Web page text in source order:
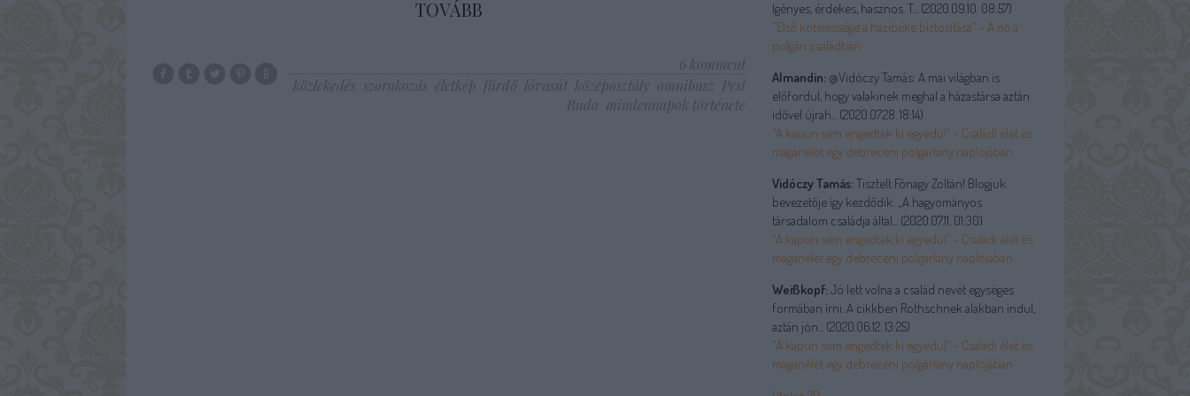
TOVÁBB
6 komment
közlekedés szórakozás életkép fürdő lóvasút középosztály omnibusz
Pest
Buda mindennapok története
Igényes, érdekes, hasznos. T... (2020.09.10. 08:57)
"Első kötelessége a házibéke biztosítása" - A nő a
polgári családban
Almandin: @Vidóczy Tamás: A mai világban is
előfordul, hogy valakinek meghal a házastársa aztán
idővel újrah... (2020.07.28. 18:14)
"A kapun sem engedtek ki egyedül" - Családi élet és
magánélet egy debreceni polgárlány naplójában
Vidóczy Tamás:Tisztelt Fónagy Zoltán! Blogjuk
bevezetője így kezdődik: „A hagyományos
társadalom családja által... (2020.07.11. 01:30)
"A kapun sem engedtek ki egyedül" - Családi élet és
magánélet egy debreceni polgárlány naplójában
Weißkopf:Jó lett volna a család nevét egységes
formában írni. A cikkben Rothschnek alakban indul,
aztán jön... (2020.06.12. 13:25)
"A kapun sem engedtek ki egyedül" - Családi élet és
magánélet egy debreceni polgárlány naplójában